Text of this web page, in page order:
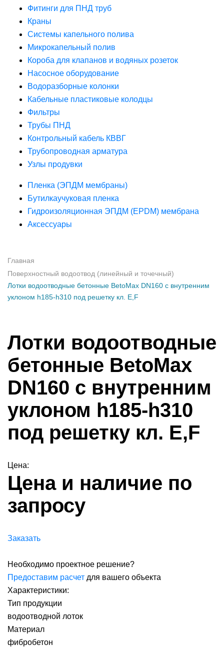
Фитинги для ПНД труб
Краны
Системы капельного полива
Микрокапельный полив
Короба для клапанов и водяных розеток
Насосное оборудование
Водоразборные колонки
Кабельные пластиковые колодцы
Фильтры
Трубы ПНД
Контрольный кабель КВВГ
Трубопроводная арматура
Узлы продувки
Пленка (ЭПДМ мембраны)
Бутилкаучуковая пленка
Гидроизоляционная ЭПДМ (EPDM) мембрана
Аксессуары
Главная
Поверхностный водоотвод (линейный и точечный)
Лотки водоотводные бетонные BetoMax DN160 с внутренним
уклоном h185-h310 под решетку кл. Е,F
Лотки водоотводные
бетонные BetoMax
DN160 с внутренним
уклоном h185-h310
под решетку кл. Е,F
Цена:
Цена и наличие по
запросу
Заказать
Необходимо проектное решение?
Предоставим расчет для вашего объекта
Характеристики:
Тип продукции
водоотводной лоток
Материал
фибробетон